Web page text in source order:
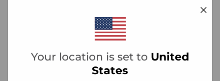
Your location is set to United
States
give you a helping hand in life.
budget filofax goals lifestyle refills organisation planning